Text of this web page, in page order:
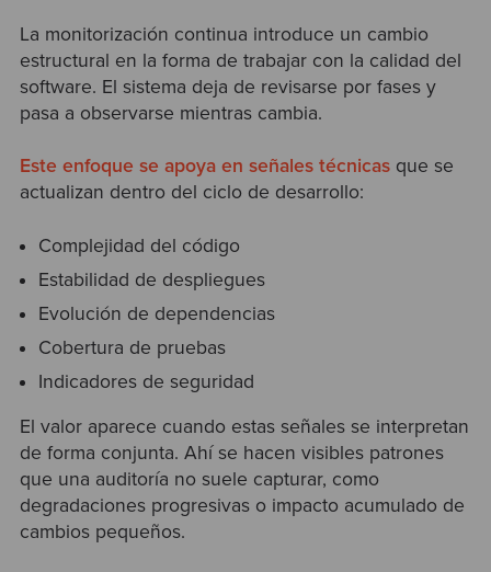
La monitorización continua introduce un cambio
estructural en la forma de trabajar con la calidad del
software. El sistema deja de revisarse por fases y
pasa a observarse mientras cambia.
Este enfoque se apoya en señales técnicasque se
actualizan dentro del ciclo de desarrollo:
Complejidad del código
Estabilidad de despliegues
Evolución de dependencias
Cobertura de pruebas
Indicadores de seguridad
El valor aparece cuando estas señales se interpretan
de forma conjunta. Ahí se hacen visibles patrones
que una auditoría no suele capturar, como
degradaciones progresivas o impacto acumulado de
cambios pequeños.